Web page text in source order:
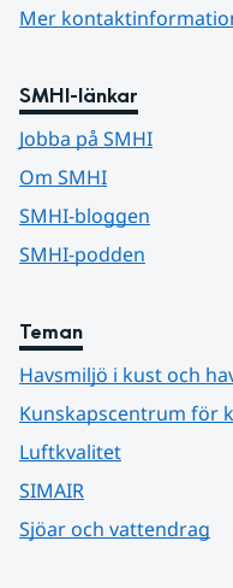
Mer
SMHI-länkar
Jobba på SMHI
Om SMHI
SMHI-bloggen
SMHI-podden
Teman
Havsmiljö i kust och
Kunskapscentrum för
Luftkvalitet
SIMAIR
Sjöar och vattendrag